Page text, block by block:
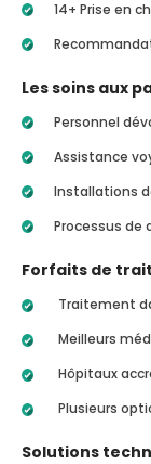
14+ Prise en
Les soins aux
Personnel
Assistance
Installations
Processus
Forfaits de
Traitement
Meilleurs
Hôpitaux
Plusieurs
Solutions